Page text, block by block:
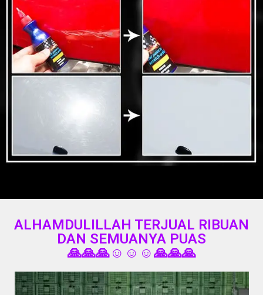
ALHAMDULILLAH TERJUAL RIBUAN
DAN SEMUANYA PUAS
🙏🙏🙏☺️☺️☺️🙏🙏🙏